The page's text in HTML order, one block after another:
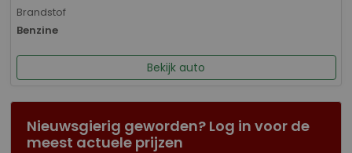
Brandstof
Benzine
Bekijk auto
Nieuwsgierig geworden? Log in voor de
meest actuele prijzen